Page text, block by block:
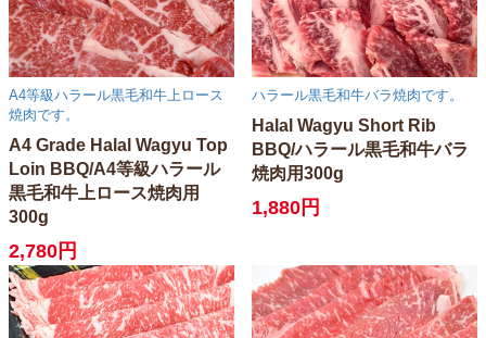
A4等級ハラール黒毛和牛上ロース
焼肉です。
A4 Grade Halal Wagyu Top
Loin BBQ/A4等級ハラール
黒毛和牛上ロース焼肉用
300g
2,780円
ハラール黒毛和牛バラ焼肉です。
Halal Wagyu Short Rib
BBQ/ハラール黒毛和牛バラ
焼肉用300g
1,880円